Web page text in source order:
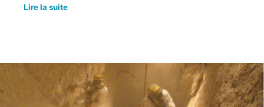
Lire la suite